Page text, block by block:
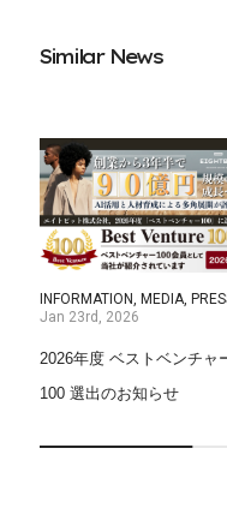
Similar News
INFORMATION, MEDIA,
Jan 23rd, 2026
2026年度 ベストベンチャ
100 選出のお知らせ